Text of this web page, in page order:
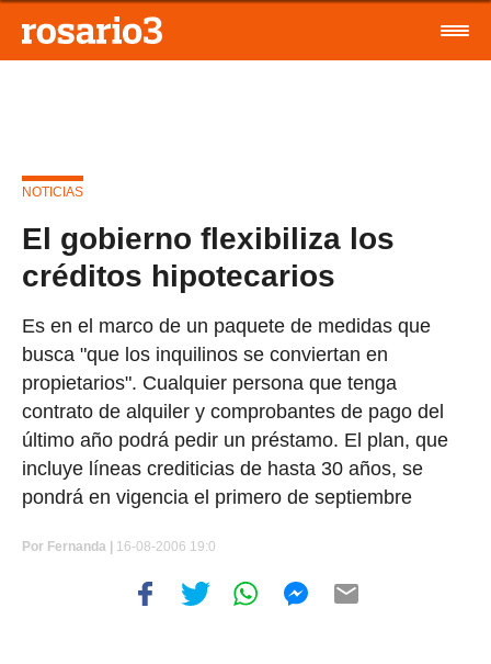
NOTICIAS
El gobierno flexibiliza los
créditos hipotecarios
Es en el marco de un paquete de medidas que
busca "que los inquilinos se conviertan en
propietarios". Cualquier persona que tenga
contrato de alquiler y comprobantes de pago del
último año podrá pedir un préstamo. El plan, que
incluye líneas crediticias de hasta 30 años, se
pondrá en vigencia el primero de septiembre
Por Fernanda | 16-08-2006 19:0